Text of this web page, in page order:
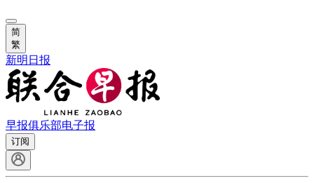
简
繁
新明日报
早报俱乐部电子报
订阅